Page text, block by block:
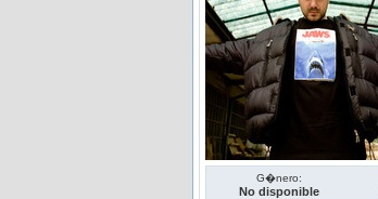
G�nero:
No disponible